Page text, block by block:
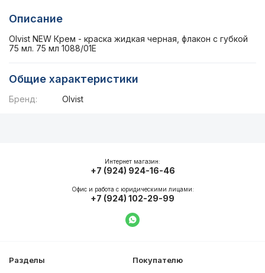
Описание
Olvist NEW Крем - краска жидкая черная, флакон с губкой
75 мл. 75 мл 1088/01E
Общие характеристики
Бренд: Olvist
Разделы
Покупателю
Интернет магазин:
+7 (924) 924-16-46
Офис и работа с юридическими лицами:
+7 (924) 102-29-99
Написать в WhatsApp